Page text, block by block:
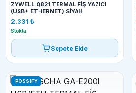
ZYWELL Q821 TERMAL FİŞ YAZICI
(USB+ ETHERNET) SİYAH
2.331 ₺
Stokta
Sepete Ekle
POSSIFY